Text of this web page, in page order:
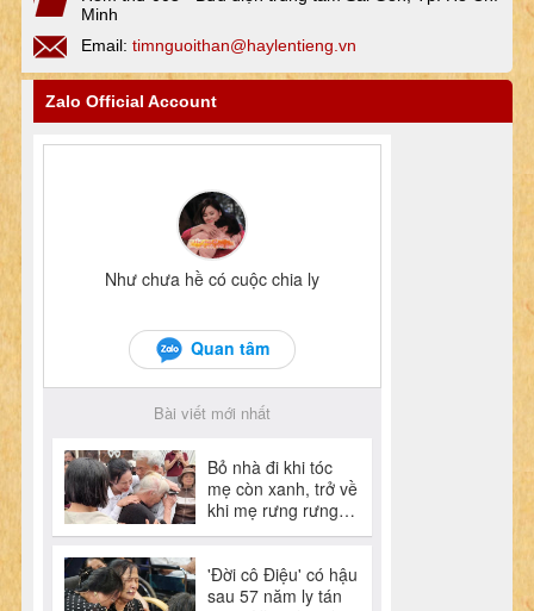
Minh
Email: timnguoithan@haylentieng.vn
Zalo Official Account